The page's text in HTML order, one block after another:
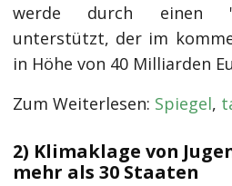
werde durch einen
unterstützt, der im
in Höhe von 40 Milliarden
Zum Weiterlesen: Spiegel,
2) Klimaklage von
mehr als 30 Staaten